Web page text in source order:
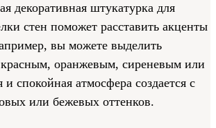
декоративная штукатурка для
стен поможет расставить акценты
вы можете выделить
оранжевым, сиреневым или
спокойная атмосфера создается с
или бежевых оттенков.